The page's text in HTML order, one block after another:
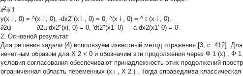
∂2ϕ 1
y(x i , 0) = ^(x i , 0), -dx2"(x i , 0) = 0, ^(x i , 0) = ^ t (x i , 0),
∂2ψ ∂2µ dx2"(xi, 0) = 0, 'dt2"(x1’ 0) — a dx2(x1’ 0) = 0‘
2. Основной результат
Для решения задачи (4) используем известный метод отражения [3, с. 412].
нечетным образом для Х 2 < 0 и обозначим эти продолжения через Ф 1 (x) , Ф 1
условия согласования обеспечивают принадлежность этих продолжений
ограниченная область переменных (x i , Х 2 ) . Тогда справедлива